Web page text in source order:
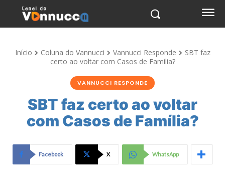
Início Coluna do Vannucci Vannucci Responde
SBT faz
certo ao voltar com Casos de Família?
VANNUCCI RESPONDE
SBT faz certo ao voltar
com Casos de Família?
Facebook X WhatsApp